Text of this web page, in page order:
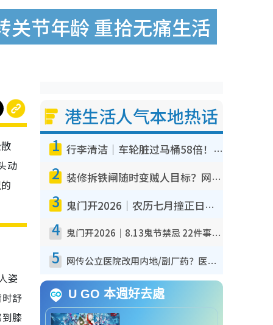
节年龄 重拾无痛生活
动
姿
舒
膝
港生活人气本地热话
1 行李清洁｜车轮脏过马桶58倍！专家警告忌用酒精擦 教1招免脏手除菌
2 装修拆铁闸随时变贼人目标？网友揭2大关键用途：装新款等于白装？附新旧铁闸分别
3 鬼门开2026｜农历七月撞正日全食特别邪？专家警告切忌做一事！揭4大禁忌+2招保平安
4 鬼门开2026｜8.13鬼节禁忌 22件事不能做！烧肉、刺身要少食？半夜勿吹口哨/打给个电话
5 网传公立医院改用内地/副厂药？医生拆解正副厂分别，揭4类人换药随时出事
U GO 本週好去處